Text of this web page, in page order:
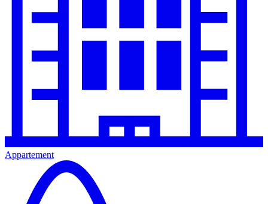
Appartement